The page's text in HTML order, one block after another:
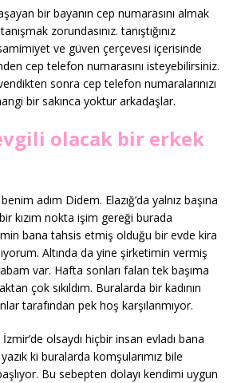
bir bayanın cep numarasını almak
zorundasınız. tanıştığınız
ve güven çerçevesi içerisinde
cep telefon numarasını isteyebilirsiniz.
sonra cep telefon numaralarınızı
bir sakınca yoktur arkadaşlar.
olacak bir erkek
adım Didem. Elazığ’da yalnız başına
kızım nokta işim gereği burada
bana tahsis etmiş olduğu bir evde kira
Altında da yine şirketimin vermiş
var. Hafta sonları falan tek başıma
çok sıkıldım. Buralarda bir kadının
tarafından pek hoş karşılanmıyor.
olsaydı hiçbir insan evladı bana
ki buralarda komşularımız bile
Bu sebepten dolayı kendimi uygun